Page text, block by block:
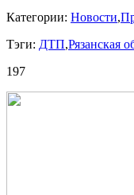
Категории: Новости,
Тэги: ДТП,Рязанская
197